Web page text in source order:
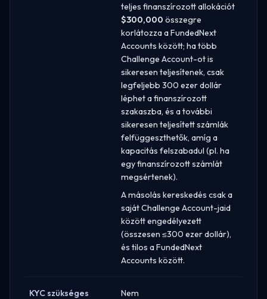
teljes finanszírozott allokációt
$300,000 összegre
korlátozza a FundedNext
Accounts között; ha több
Challenge Account-ot is
sikeresen teljesítenek, csak
legfeljebb 300 ezer dollár
léphet a finanszírozott
szakaszba, és a további
sikeresen teljesített számlák
felfüggeszthetők, amíg a
kapacitás felszabadul (pl. ha
egy finanszírozott számlát
megsértenek).
A másolás kereskedés csak a
saját Challenge Account-jaid
között engedélyezett
(összesen ≤300 ezer dollár),
és tilos a FundedNext
Accounts között.
KYC szükséges Nem